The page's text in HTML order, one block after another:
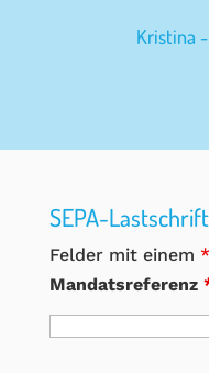
Kristina
SEPA-
Felder mit einem *
Mandatsreferenz